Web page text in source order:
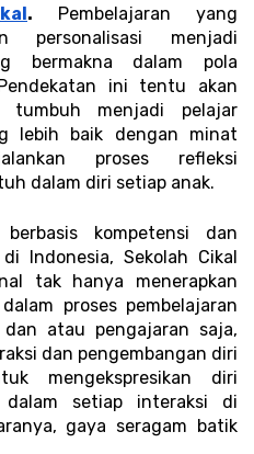
. Pembelajaran yang
personalisasi menjadi
bermakna dalam pola
ini tentu akan
tumbuh menjadi pelajar
lebih baik dengan minat
proses refleksi
dalam diri setiap anak.
kompetensi dan
Indonesia, Sekolah Cikal
tak hanya menerapkan
proses pembelajaran
atau pengajaran saja,
dan pengembangan diri
mengekspresikan diri
setiap interaksi di
gaya seragam batik